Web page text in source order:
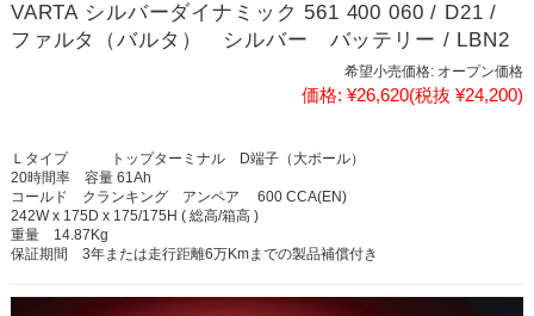
VARTA シルバーダイナミック 561 400 060 / D21 /
ファルタ（バルタ） シルバー バッテリー / LBN2
希望小売価格: オープン価格
価格: ¥26,620(税抜 ¥24,200)
Ｌタイプ トップターミナル D端子（大ポール）
20時間率 容量 61Ah
コールド クランキング アンペア 600 CCA(EN)
242W x 175D x 175/175H ( 総高/箱高 )
重量 14.87Kg
保証期間 3年または走行距離6万Kmまでの製品補償付き